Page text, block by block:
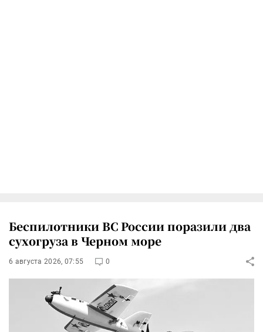
Беспилотники ВС России поразили два
сухогруза в Черном море
6 августа 2026, 07:55 0